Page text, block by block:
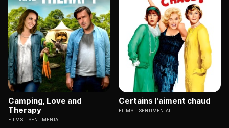
Camping, Love and
Therapy
FILMS SENTIMENTAL
Certains l'aiment chaud
FILMS SENTIMENTAL